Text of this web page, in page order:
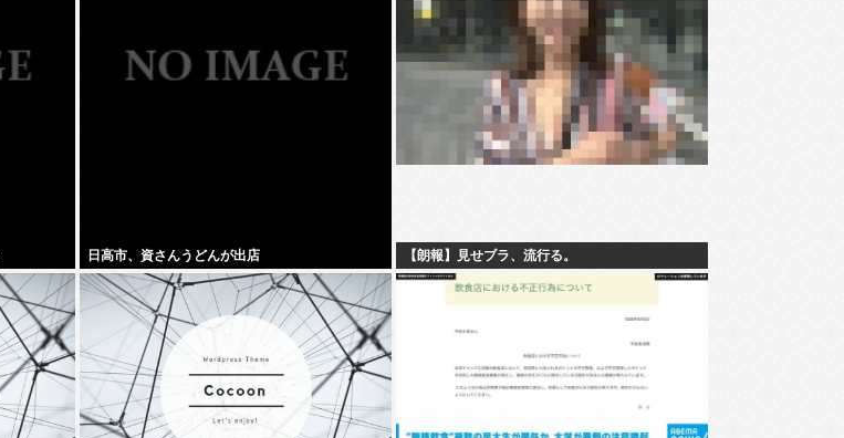
日高市、資さんうどんが出店 【朗報】見せブラ、流行る。